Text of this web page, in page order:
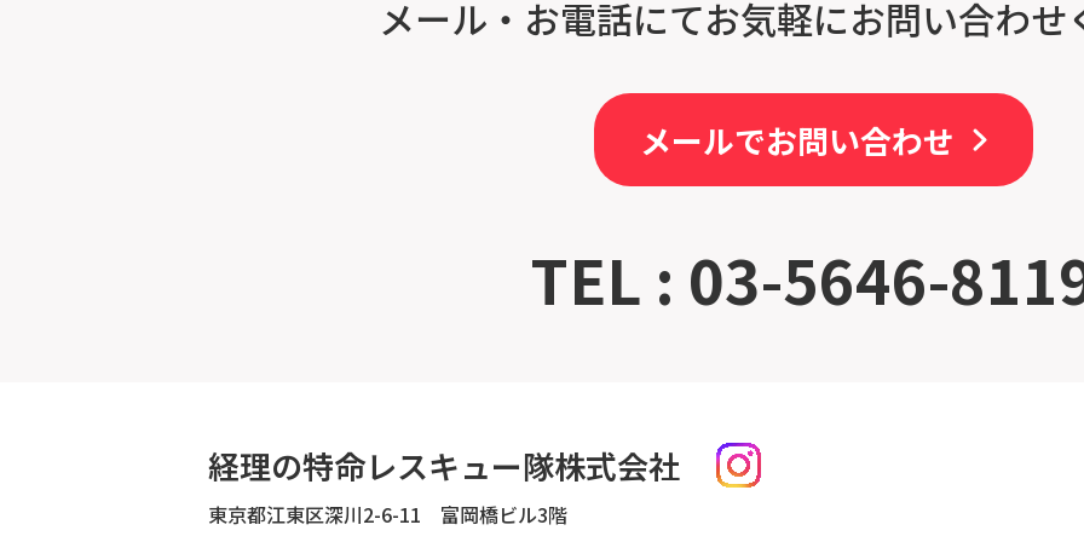
メール・お電話にてお気軽にお問い合わせ
メールでお問い合わせ
TEL : 03-5646-
経理の特命レスキュー隊株式会社
東京都江東区深川2-6-11 富岡橋ビル3階